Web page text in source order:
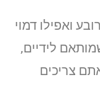
ואפילו דמוי
לידיים,
צריכים